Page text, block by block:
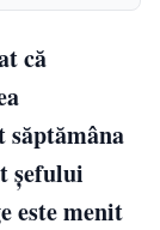
că
șefului
este menit